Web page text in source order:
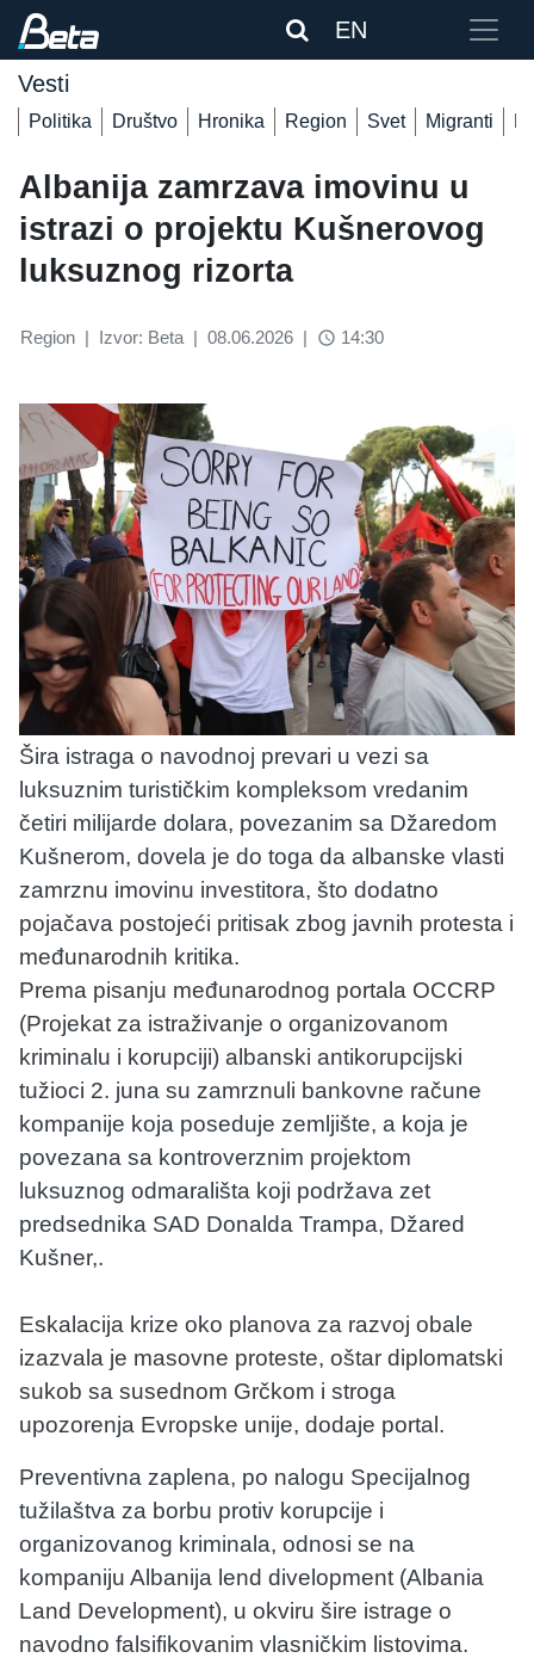
EN
Vesti
Politika Društvo Hronika Region Svet Migranti
Albanija zamrzava imovinu u
istrazi o projektu Kušnerovog
luksuznog rizorta
Region | Izvor: Beta | 08.06.2026 | access_time 14:30
Šira istraga o navodnoj prevari u vezi sa
luksuznim turističkim kompleksom vredanim
četiri milijarde dolara, povezanim sa Džaredom
Kušnerom, dovela je do toga da albanske vlasti
zamrznu imovinu investitora, što dodatno
pojačava postojeći pritisak zbog javnih protesta i
međunarodnih kritika.
Prema pisanju međunarodnog portala OCCRP
(Projekat za istraživanje o organizovanom
kriminalu i korupciji) albanski antikorupcijski
tužioci 2. juna su zamrznuli bankovne račune
kompanije koja poseduje zemljište, a koja je
povezana sa kontroverznim projektom
luksuznog odmarališta koji podržava zet
predsednika SAD Donalda Trampa, Džared
Kušner,.
Eskalacija krize oko planova za razvoj obale
izazvala je masovne proteste, oštar diplomatski
sukob sa susednom Grčkom i stroga
upozorenja Evropske unije, dodaje portal.
Preventivna zaplena, po nalogu Specijalnog
tužilaštva za borbu protiv korupcije i
organizovanog kriminala, odnosi se na
kompaniju Albanija lend divelopment (Albania
Land Development), u okviru šire istrage o
navodno falsifikovanim vlasničkim listovima.